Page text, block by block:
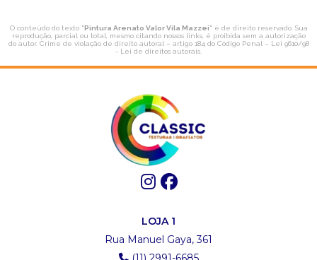
O conteúdo do texto "Pintura Arenato Valor Vila Mazzei" é de direito reservado. Sua
reprodução, parcial ou total, mesmo citando nossos links, é proibida sem a autorização
do autor. Crime de violação de direito autoral – artigo 184 do Código Penal – Lei 9610/98
- Lei de direitos autorais
LOJA 1
Rua Manuel Gaya, 361